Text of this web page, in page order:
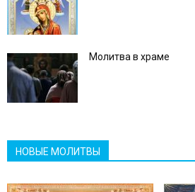
Молитва в храме
НОВЫЕ МОЛИТВЫ